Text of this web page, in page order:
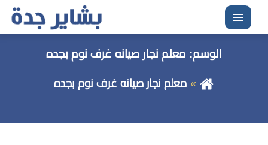
القائمة
الوسم: معلم نجار صيانه غرف نوم بجده
معلم نجار صيانه غرف نوم بجده